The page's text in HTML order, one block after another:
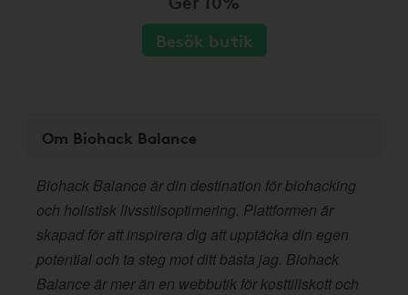
Besök butik
Om Biohack Balance
Biohack Balance är din destination för biohacking
och holistisk livsstilsoptimering. Plattformen är
skapad för att inspirera dig att upptäcka din egen
potential och ta steg mot ditt bästa jag. Biohack
Balance är mer än en webbutik för kosttillskott och